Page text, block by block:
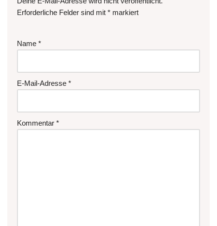
Erforderliche Felder sind mit * markiert
Name *
E-Mail-Adresse *
Kommentar *